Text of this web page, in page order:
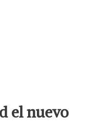
el nuevo